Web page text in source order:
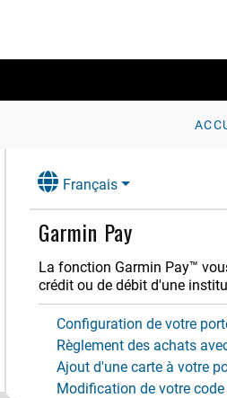
Français
Garmin Pay
La fonction Garmin Pay™
crédit ou de débit d'une
Configuration de votre
Règlement des achats
Ajout d'une carte à votre
Modification de votre